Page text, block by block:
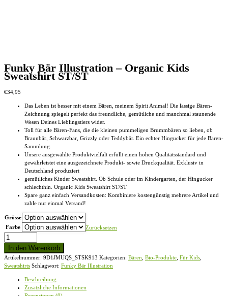
Funky Bär Illustration – Organic Kids
Sweatshirt ST/ST
€34,95
Das Leben ist besser mit einem Bären, meinem Spirit Animal! Die lässige Bären-
Zeichnung spiegelt perfekt das freundliche, gemütliche und manchmal staunende
Wesen Deines Lieblingstiers wider.
Toll für alle Bären-Fans, die die kleinen pummeligen Brummbären so lieben, ob
Braunbär, Schwarzbär, Grizzly oder Teddybär. Ein echter Hingucker für jede Bären-
Sammlung.
Unsere ausgewählte Produktvielfalt erfüllt einen hohen Qualitätsstandard und
gewährleistet eine ausgezeichnete Produkt- sowie Druckqualität. Exklusiv in
Deutschland produziert
gemütliches Kinder Sweatshirt. Ob Schule oder im Kindergarten, der Hingucker
schlechthin. Organic Kids Sweatshirt ST/ST
Spare ganz einfach Versandkosten: Kombiniere kostengünstig mehrere Artikel und
zahle nur einmal Versand!
Grösse
Farbe
Zurücksetzen
Funky
Bär
Illustration
-
Organic
Sweatshirt
In den Warenkorb
Artikelnummer: 9D1JMUQS_STSK913 Kategorien: Bären Bio-Produkte Für Kids
Sweatshirts Schlagwort: Funky Bär Illustration
Beschreibung
Zusätzliche Informationen